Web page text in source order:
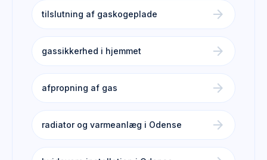
tilslutning af gaskogeplade arrow_forward
gassikkerhed i hjemmet arrow_forward
afpropning af gas arrow_forward
radiator og varmeanlæg i Odense arrow_forward